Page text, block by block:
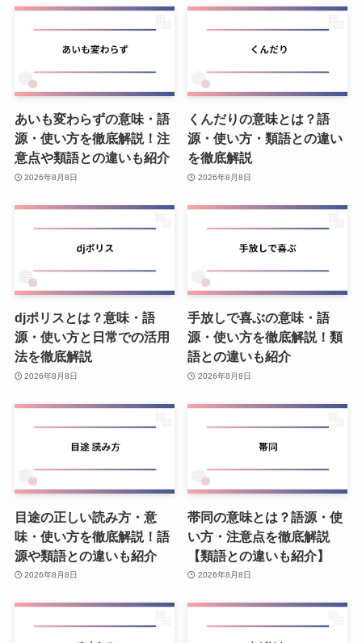
あいも変わらずの意味・語
源・使い方を徹底解説！注
意点や類語との違いも紹介
2026年8月8日
くんだりの意味とは？語
源・使い方・類語との違い
を徹底解説
2026年8月8日
djポリスとは？意味・語
源・使い方と日常での活用
法を徹底解説
2026年8月8日
手放しで喜ぶの意味・語
源・使い方を徹底解説！類
語との違いも紹介
2026年8月8日
目途の正しい読み方・意
味・使い方を徹底解説！語
源や類語との違いも紹介
2026年8月8日
帯同の意味とは？語源・使
い方・注意点を徹底解説
【類語との違いも紹介】
2026年8月8日